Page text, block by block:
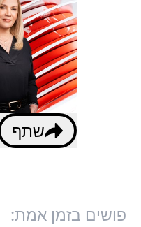
שתף
פושים בזמן אמת: